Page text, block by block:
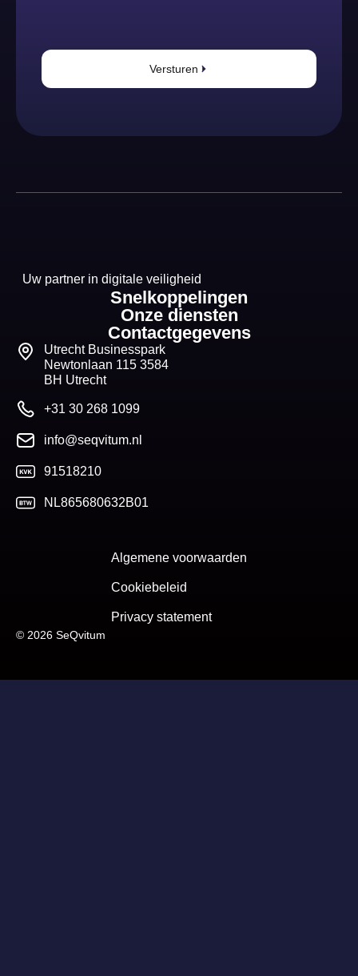
Versturen
Uw partner in digitale veiligheid
Snelkoppelingen
Onze diensten
Contactgegevens
Utrecht Businesspark
Newtonlaan 115 3584
BH Utrecht
+31 30 268 1099
info@seqvitum.nl
91518210
NL865680632B01
© 2026 SeQvitum
Algemene voorwaarden
Cookiebeleid
Privacy statement